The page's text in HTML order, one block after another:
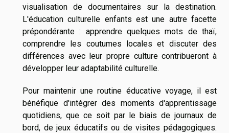
visualisation de documentaires sur la destination.
L'éducation culturelle enfants est une autre facette
prépondérante : apprendre quelques mots de thaï,
comprendre les coutumes locales et discuter des
différences avec leur propre culture contribueront à
développer leur adaptabilité culturelle.
Pour maintenir une routine éducative voyage, il est
bénéfique d'intégrer des moments d'apprentissage
quotidiens, que ce soit par le biais de journaux de
bord, de jeux éducatifs ou de visites pédagogiques.